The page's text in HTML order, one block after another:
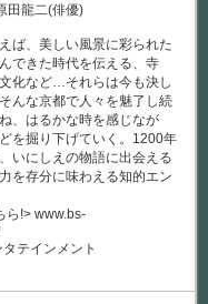
田龍二(俳優)
ば、美しい風景に彩られた
できた時代を伝える、寺
化など…それらは今も決し
んな京都で人々を魅了し続
、はるかな時を感じなが
を掘り下げていく。1200年
いにしえの物語に出会える
を存分に味わえる知的エン
ら!> www.bs-
テインメント